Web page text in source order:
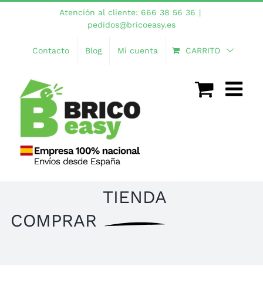
Saltar
Atención al cliente: 666 38 56 36 |
pedidos@bricoeasy.es
Contacto Blog Mi cuenta CARRITO
COMPRAR
TIENDA